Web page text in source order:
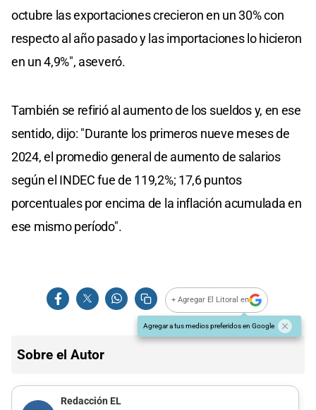
octubre las exportaciones crecieron en un 30% con
respecto al año pasado y las importaciones lo hicieron
en un 4,9%", aseveró.
También se refirió al aumento de los sueldos y, en ese
sentido, dijo: "Durante los primeros nueve meses de
2024, el promedio general de aumento de salarios
según el INDEC fue de 119,2%; 17,6 puntos
porcentuales por encima de la inflación acumulada en
ese mismo período".
+ Agregar El Litoral en
Agregar a tus medios preferidos en Google
Sobre el Autor
Redacción EL